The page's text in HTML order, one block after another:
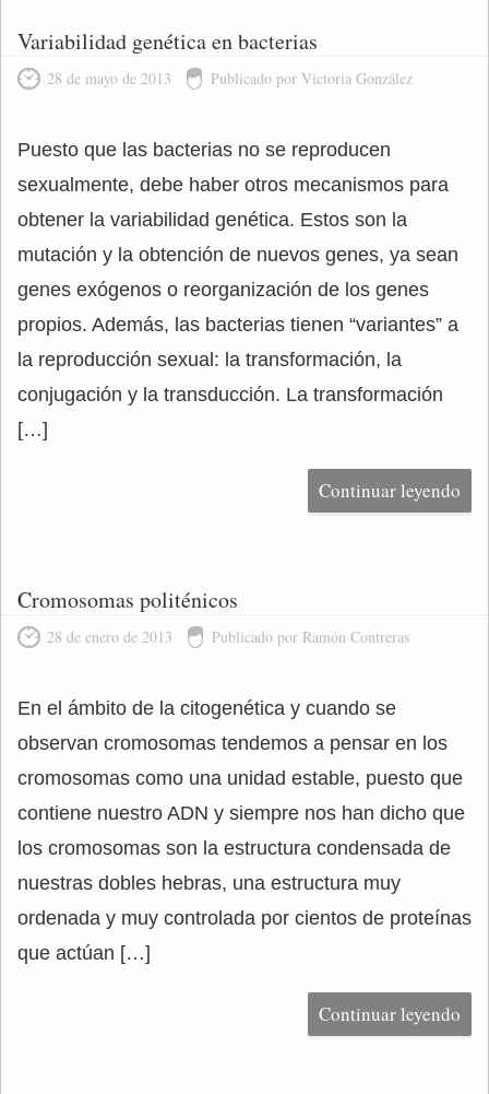
Variabilidad genética en bacterias
28 de mayo de 2013 Publicado por Victoria González
Puesto que las bacterias no se reproducen
sexualmente, debe haber otros mecanismos para
obtener la variabilidad genética. Estos son la
mutación y la obtención de nuevos genes, ya sean
genes exógenos o reorganización de los genes
propios. Además, las bacterias tienen “variantes” a
la reproducción sexual: la transformación, la
conjugación y la transducción. La transformación
[…]
Continuar leyendo
Cromosomas politénicos
28 de enero de 2013 Publicado por Ramón Contreras
En el ámbito de la citogenética y cuando se
observan cromosomas tendemos a pensar en los
cromosomas como una unidad estable, puesto que
contiene nuestro ADN y siempre nos han dicho que
los cromosomas son la estructura condensada de
nuestras dobles hebras, una estructura muy
ordenada y muy controlada por cientos de proteínas
que actúan […]
Continuar leyendo